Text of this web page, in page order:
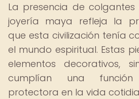
La presencia de
joyería maya refleja la
que esta civilización tenía
el mundo espiritual. Estas
elementos decorativos,
cumplían una
protectora en la vida